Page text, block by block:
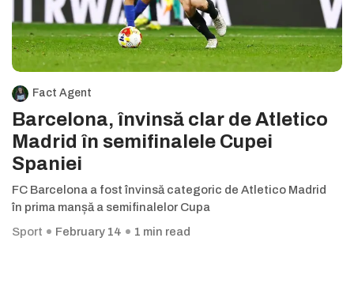
Fact Agent
Barcelona, învinsă clar de Atletico
Madrid în semifinalele Cupei
Spaniei
FC Barcelona a fost învinsă categoric de Atletico Madrid
în prima manșă a semifinalelor Cupa
Sport
February 14 1 min read